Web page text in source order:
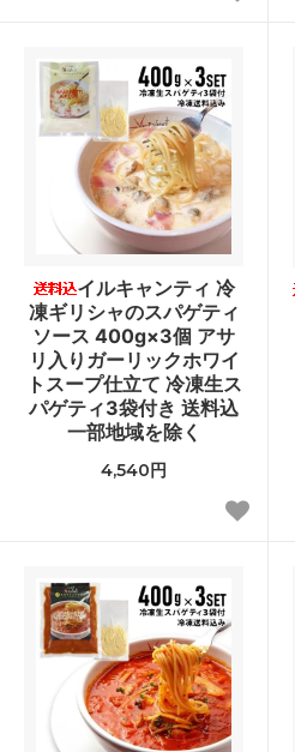
イルキャンティ 冷
凍ギリシャのスパゲティ
ソース 400g×3個 アサ
リ入りガーリックホワイ
トスープ仕立て 冷凍生ス
パゲティ3袋付き 送料込
一部地域を除く
4,540円